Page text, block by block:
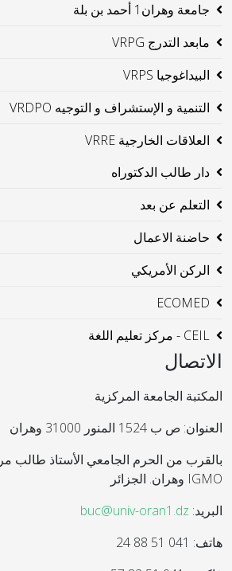
جامعة وهران1 أحمد بن بلة
مابعد التدرج VRPG
البيداغوجيا VRPS
التنمية و الإستشراف و التوجيه VRDPO
العلاقات الخارجية VRRE
دار طالب الدكتوراه
التعلم عن بعد
حاضنة الاعمال
الركن الأمريكي
ECOMED
CEIL - مركز تعليم اللغة
الاتصال
المكتبة الجامعة المركزية
العنوان: ص ب 1524 المنور 31000 وهران
بالقرب من الحرم الجامعي الأستاذ طالب
IGMO وهران. الجزائر
البريد: buc@univ-oran1.dz
هاتف: 041 51 88 24